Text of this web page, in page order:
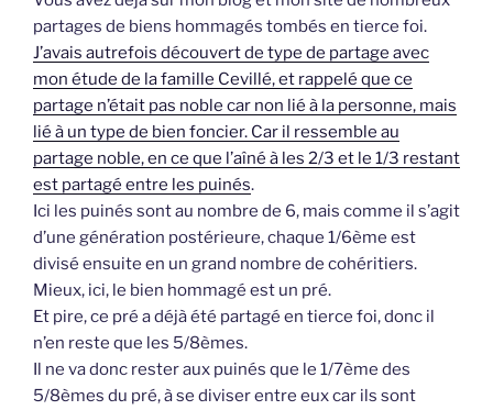
partages de biens hommagés tombés en tierce foi.
J’avais autrefois découvert de type de partage avec
mon étude de la famille Cevillé, et rappelé que ce
partage n’était pas noble car non lié à la personne, mais
lié à un type de bien foncier. Car il ressemble au
partage noble, en ce que l’aîné à les 2/3 et le 1/3 restant
est partagé entre les puinés.
Ici les puinés sont au nombre de 6, mais comme il s’agit
d’une génération postérieure, chaque 1/6ème est
divisé ensuite en un grand nombre de cohéritiers.
Mieux, ici, le bien hommagé est un pré.
Et pire, ce pré a déjà été partagé en tierce foi, donc il
n’en reste que les 5/8èmes.
Il ne va donc rester aux puinés que le 1/7ème des
5/8èmes du pré, à se diviser entre eux car ils sont